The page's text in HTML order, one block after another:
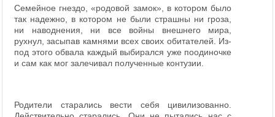
Семейное гнездо, «родовой замок», в котором было
так надежно, в котором не были страшны ни гроза,
ни наводнения, ни все войны внешнего мира,
рухнул, засыпав камнями всех своих обитателей. Из-
под этого обвала каждый выбирался уже поодиночке
и сам как мог залечивал полученные контузии.
Родители старались вести себя цивилизованно.